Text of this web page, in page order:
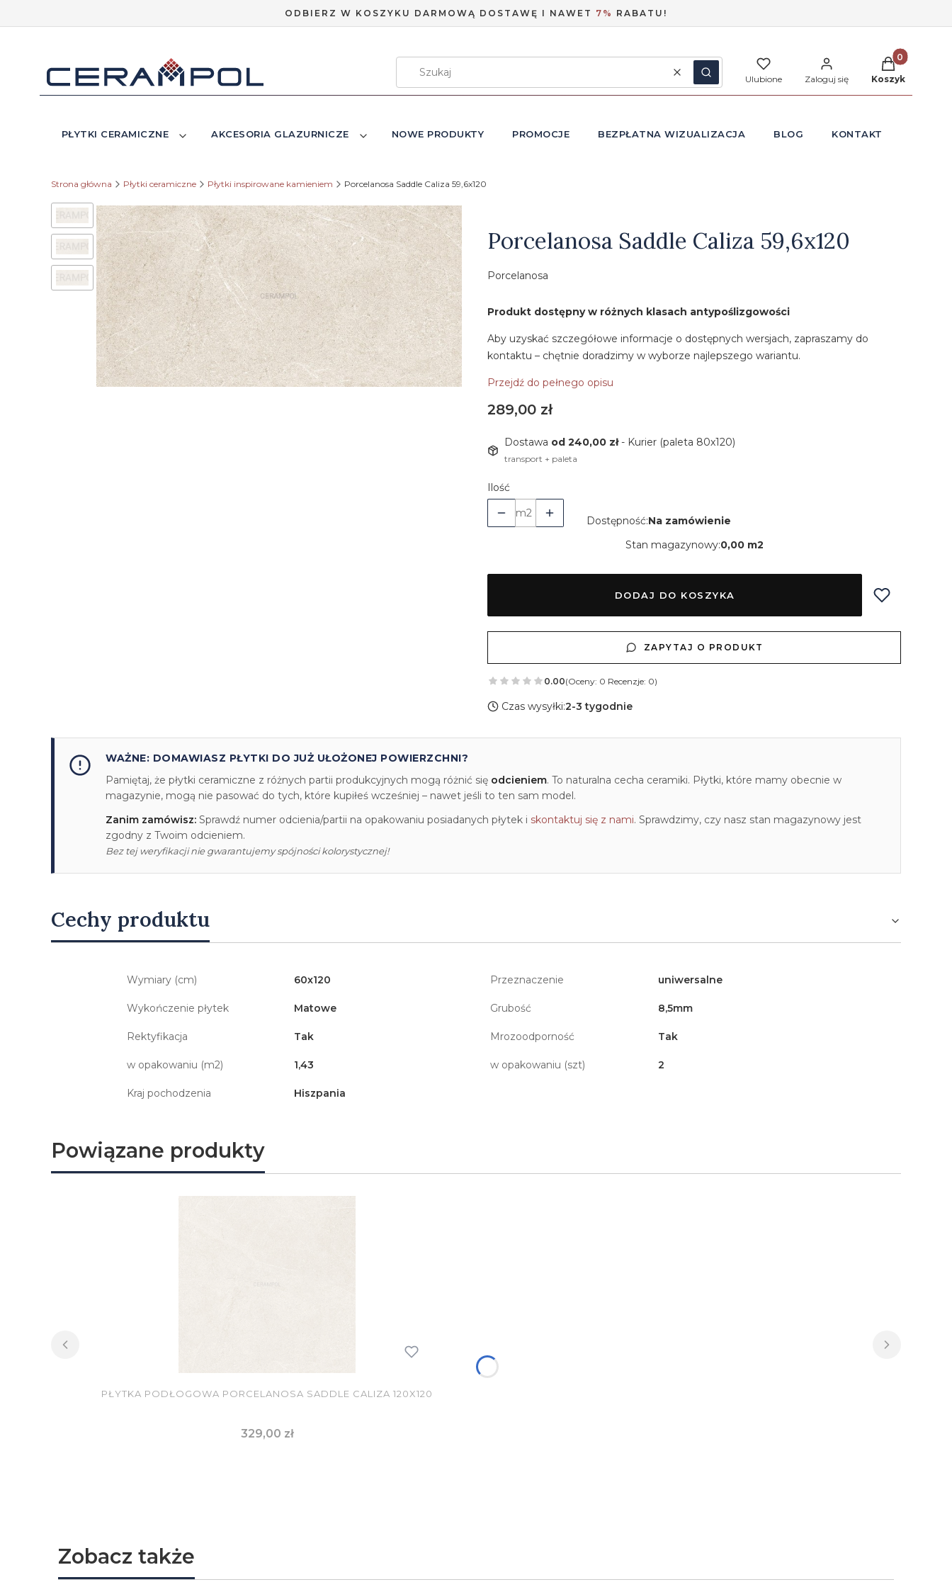
ODBIERZ W KOSZYKU DARMOWĄ DOSTAWĘ I NAWET 7% RABATU!
WyczyśćSzukaj Ulubione Zaloguj się
Produkty w
Koszyk
PŁYTKI CERAMICZNE AKCESORIA GLAZURNICZE NOWE PRODUKTY PROMOCJE BEZPŁATNA WIZUALIZACJA BLOG KONTAKT
Strona główna Płytki ceramiczne Płytki inspirowane kamieniem Porcelanosa Saddle Caliza 59,6x120
Porcelanosa Saddle Caliza 59,6x120
Porcelanosa
Produkt dostępny w różnych klasach antypoślizgowości
Aby uzyskać szczegółowe informacje o dostępnych wersjach, zapraszamy do
kontaktu – chętnie doradzimy w wyborze najlepszego wariantu.
Przejdź do pełnego opisu
Cena
289,00 zł
Dostawa od 240,00 zł- Kurier (paleta 80x120)
transport + paleta
Ilość
m2
Dostępność:Na zamówienie
Stan magazynowy:0,00 m2
DODAJ DO KOSZYKA
ZAPYTAJ O PRODUKT
0.00(Oceny: 0 Recenzje: 0)
Czas wysyłki:2-3 tygodnie
WAŻNE: DOMAWIASZ PŁYTKI DO JUŻ UŁOŻONEJ POWIERZCHNI?
Pamiętaj, że płytki ceramiczne z różnych partii produkcyjnych mogą różnić się odcieniem. To naturalna cecha ceramiki. Płytki, które mamy obecnie w
magazynie, mogą nie pasować do tych, które kupiłeś wcześniej – nawet jeśli to ten sam model.
Zanim zamówisz: Sprawdź numer odcienia/partii na opakowaniu posiadanych płytek i skontaktuj się z nami. Sprawdzimy, czy nasz stan magazynowy jest
zgodny z Twoim odcieniem.
Bez tej weryfikacji nie gwarantujemy spójności kolorystycznej!
Cechy produktu
Wymiary (cm) 60x120 Przeznaczenie uniwersalne
Wykończenie płytek Matowe Grubość 8,5mm
Rektyfikacja Tak Mrozoodporność Tak
w opakowaniu (m2) 1,43 w opakowaniu (szt) 2
Kraj pochodzenia Hiszpania
Powiązane produkty
PŁYTKA PODŁOGOWA PORCELANOSA SADDLE CALIZA 120X120
Cena
329,00 zł
Zobacz także